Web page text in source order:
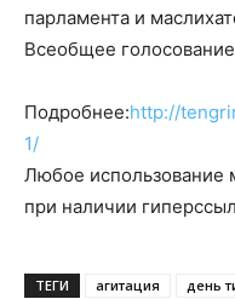
парламента и
Всеобщее голосование
Подробнее:http://
1/
Любое использование
при наличии
ТЕГИ агитация день